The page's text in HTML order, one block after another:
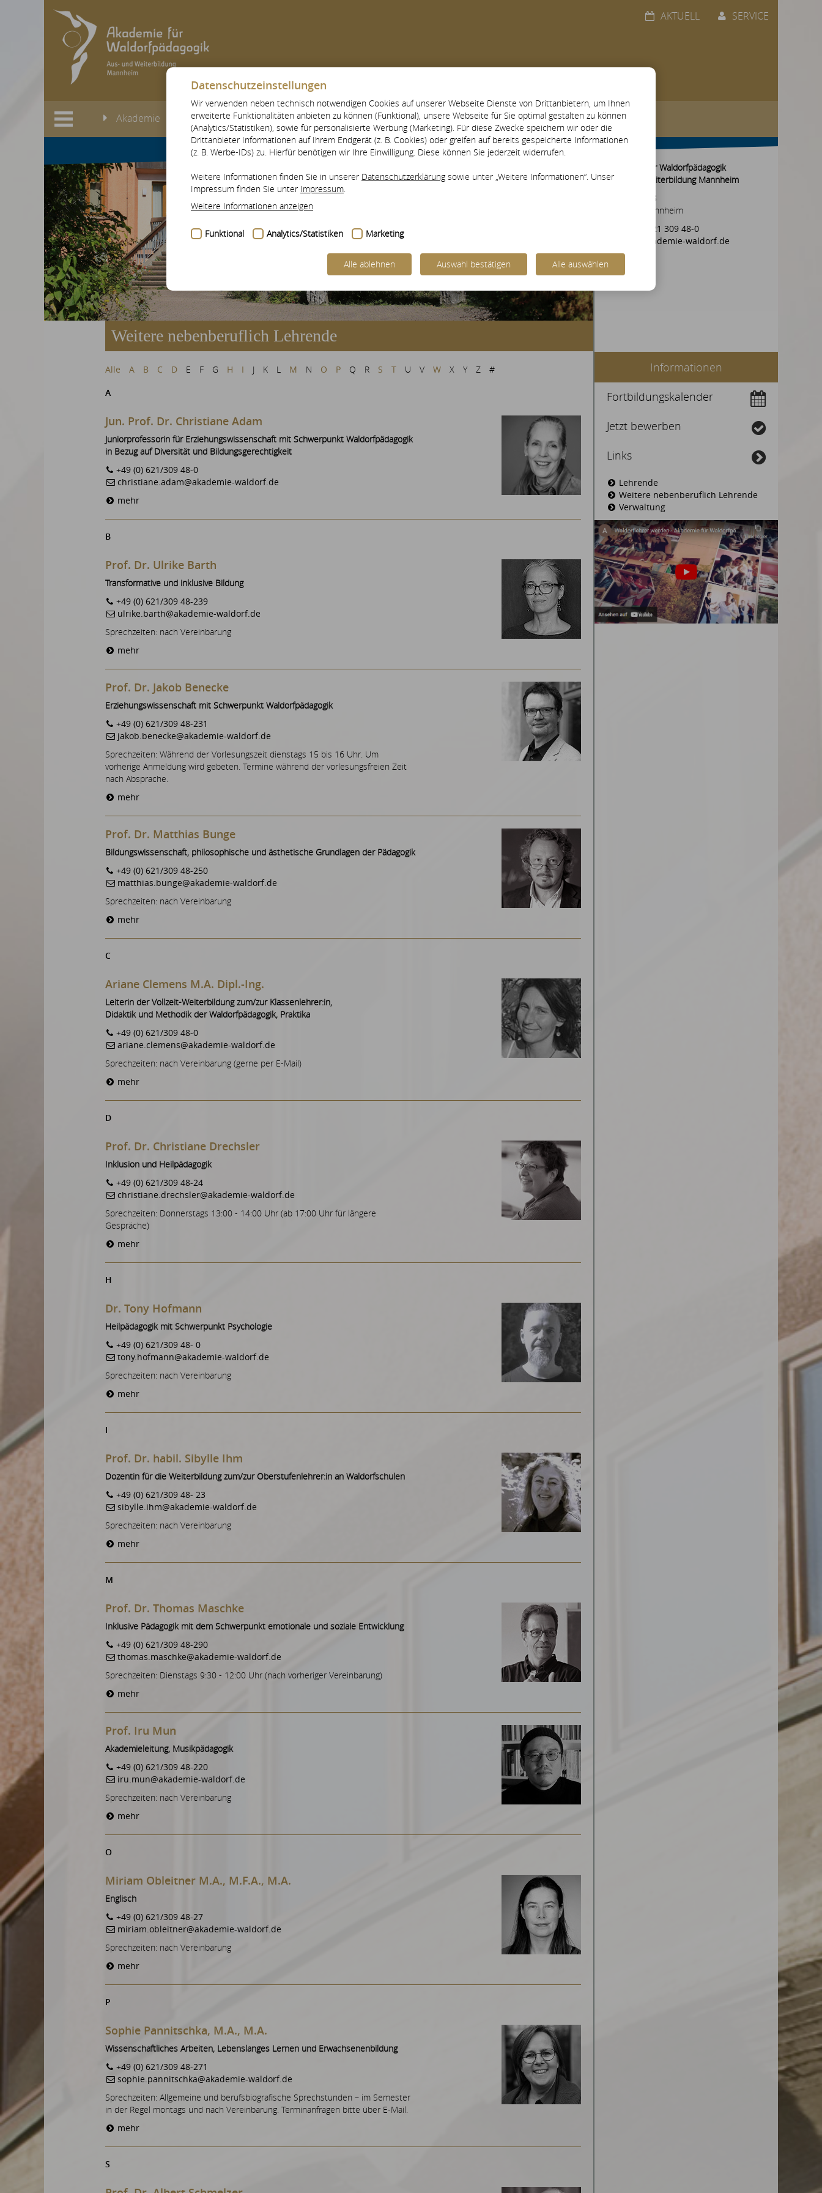
AKTUELL SERVICE
AKADEMIE
Akademie Mitarbeiter Weitere nebenberuflich Lehrende
Weitere nebenberuflich Lehrende
Alle A B C D E F G H I J K L M N O P Q R S T U V W X Y Z
#
A
Jun. Prof. Dr. Christiane Adam
Juniorprofessorin für Erziehungswissenschaft mit Schwerpunkt Waldorfpädagogik
in Bezug auf Diversität und Bildungsgerechtigkeit
+49 (0) 621/309 48-0
christiane.adam@akademie-waldorf.de
mehr
B
Prof. Dr. Ulrike Barth
Transformative und inklusive Bildung
+49 (0) 621/309 48-239
ulrike.barth@akademie-waldorf.de
Sprechzeiten: nach Vereinbarung
mehr
Prof. Dr. Jakob Benecke
Erziehungswissenschaft mit Schwerpunkt Waldorfpädagogik
+49 (0) 621/309 48-231
jakob.benecke@akademie-waldorf.de
Sprechzeiten: Während der Vorlesungszeit dienstags 15 bis 16 Uhr. Um
vorherige Anmeldung wird gebeten. Termine während der vorlesungsfreien Zeit
nach Absprache.
mehr
Prof. Dr. Matthias Bunge
Bildungswissenschaft, philosophische und ästhetische Grundlagen der Pädagogik
+49 (0) 621/309 48-250
matthias.bunge@akademie-waldorf.de
Sprechzeiten: nach Vereinbarung
mehr
C
Ariane Clemens M.A. Dipl.-Ing.
Leiterin der Vollzeit-Weiterbildung zum/zur Klassenlehrer:in,
Didaktik und Methodik der Waldorfpädagogik, Praktika
+49 (0) 621/309 48-0
ariane.clemens@akademie-waldorf.de
Sprechzeiten: nach Vereinbarung (gerne per E-Mail)
mehr
D
Prof. Dr. Christiane Drechsler
Inklusion und Heilpädagogik
+49 (0) 621/309 48-24
christiane.drechsler@akademie-waldorf.de
Sprechzeiten: Donnerstags 13:00 - 14:00 Uhr (ab 17:00 Uhr für längere
Gespräche)
mehr
H
Dr. Tony Hofmann
Heilpädagogik mit Schwerpunkt Psychologie
+49 (0) 621/309 48- 0
tony.hofmann@akademie-waldorf.de
Sprechzeiten: nach Vereinbarung
mehr
I
Prof. Dr. habil. Sibylle Ihm
Dozentin für die Weiterbildung zum/zur Oberstufenlehrer:in an Waldorfschulen
+49 (0) 621/309 48- 23
sibylle.ihm@akademie-waldorf.de
Sprechzeiten: nach Vereinbarung
mehr
M
Prof. Dr. Thomas Maschke
Inklusive Pädagogik mit dem Schwerpunkt emotionale und soziale Entwicklung
+49 (0) 621/309 48-290
thomas.maschke@akademie-waldorf.de
Sprechzeiten: Dienstags 9:30 - 12:00 Uhr (nach vorheriger Vereinbarung)
mehr
Prof. Iru Mun
Akademieleitung, Musikpädagogik
+49 (0) 621/309 48-220
iru.mun@akademie-waldorf.de
Sprechzeiten: nach Vereinbarung
mehr
O
Miriam Obleitner M.A., M.F.A., M.A.
Englisch
+49 (0) 621/309 48-27
miriam.obleitner@akademie-waldorf.de
Sprechzeiten: nach Vereinbarung
mehr
P
Sophie Pannitschka, M.A., M.A.
Wissenschaftliches Arbeiten, Lebenslanges Lernen und Erwachsenenbildung
+49 (0) 621/309 48-271
sophie.pannitschka@akademie-waldorf.de
Sprechzeiten: Allgemeine und berufsbiografische Sprechstunden – im Semester
in der Regel montags und nach Vereinbarung. Terminanfragen bitte über E-Mail.
mehr
S
Akademie für Waldorfpädagogik
Aus- und Weiterbildung Mannheim
Zielstraße 28
D-68169 Mannheim
+49 (0) 621 309 48-0
info@akademie-waldorf.de
Informationen
Fortbildungskalender
Jetzt bewerben
Links
Lehrende
Weitere nebenberuflich Lehrende
Verwaltung
Datenschutzeinstellungen
Wir verwenden neben technisch notwendigen Cookies auf unserer Webseite Dienste von Drittanbietern, um Ihnen
erweiterte Funktionalitäten anbieten zu können (Funktional), unsere Webseite für Sie optimal gestalten zu können
(Analytics/Statistiken), sowie für personalisierte Werbung (Marketing). Für diese Zwecke speichern wir oder die
Drittanbieter Informationen auf Ihrem Endgerät (z. B. Cookies) oder greifen auf bereits gespeicherte Informationen
(z. B. Werbe-IDs) zu. Hierfür benötigen wir Ihre Einwilligung. Diese können Sie jederzeit widerrufen.
Weitere Informationen finden Sie in unserer Datenschutzerklärung sowie unter „Weitere Informationen“. Unser
Impressum finden Sie unter Impressum.
Weitere Informationen anzeigen
Funktional Analytics/Statistiken Marketing
Alle ablehnen Auswahl bestätigen Alle auswählen